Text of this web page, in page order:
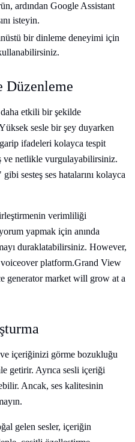
ardından Google Assistant
isteyin.
bir dinleme deneyimi için
Düzenleme
etkili bir şekilde
sesle bir şey duyarken
ifadeleri kolayca tespit
ve netlikle vurgulayabilirsiniz.
sesteş ses hatalarını kolayca
verimliliği
yapmak için anında
duraklatabilirsiniz. However,
platform.Grand View
generator market will grow at a
içeriğinizi görme bozukluğu
getirir. Ayrıca sesli içeriği
Ancak, ses kalitesinin
gelen sesler, içeriğin